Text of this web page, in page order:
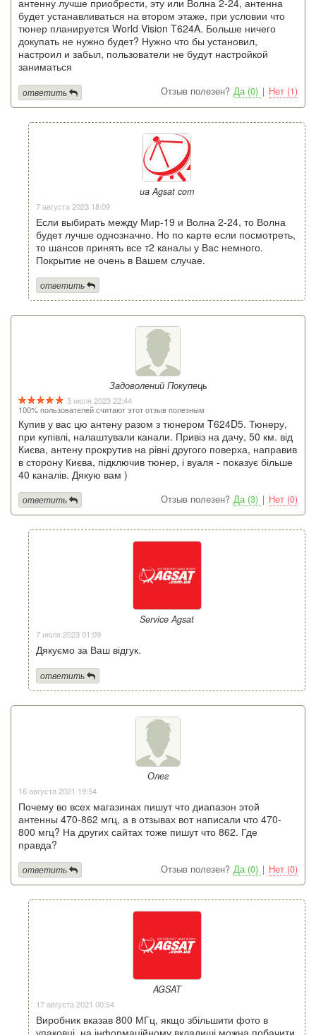
антенну лучше приобрести, эту или Волна 2-24, антенна
будет устанавливаться на втором этаже, при условии что
тюнер планируется World Vision T624A. Больше ничего
докупать не нужно будет? Нужно что бы установил,
настроил и забыл, пользователи не будут настройкой
заниматься
Отзыв полезен? Да (0) | Нет (1)
ответить
ua Agsat com
7 августа 2023 18:09
Если выбирать между Мир-19 и Волна 2-24, то Волна
будет лучше однозначно. Но по карте если посмотреть,
то шансов принять все т2 каналы у Вас немного.
Покрытие не очень в Вашем случае.
ответить
Задоволений Покупець
3 июля 2023 22:44
100% пользователей считают этот отзыв полезным
Купив у вас цю антену разом з тюнером T624D5. Тюнеру,
при купівлі, налаштували канали. Привіз на дачу, 50 км. від
Києва, антену прокрутив на рівні другого поверха, направив
в сторону Києва, підключив тюнер, і вуаля - показує більше
40 каналів. Дякую вам )
Отзыв полезен? Да (3) | Нет (0)
ответить
Service Agsat
7 июля 2023 01:09
Дякуємо за Ваш відгук.
ответить
Олег
16 августа 2021 19:54
Почему во всех магазинах пишут что диапазон этой
антенны 470-862 мгц, а в отзывах вот написали что 470-
800 мгц? На других сайтах тоже пишут что 862. Где
правда?
Отзыв полезен? Да (0) | Нет (0)
ответить
AGSAT
17 августа 2021 00:54
Виробник вказав 800 МГц, якщо збільшити фото в
упаковці, на інформаційному вкладиші можна побачити